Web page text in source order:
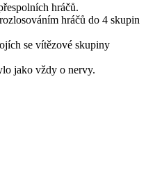
hráčů.
hráčů do 4 skupin
se vítězové skupiny
jako vždy o nervy.